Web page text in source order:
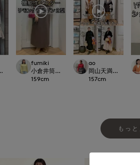
SUPERIOR CLOSET
fumiki
小倉井筒屋SUPERIOR CLOSET
159cm
ao
岡山天満屋
157cm
もっ